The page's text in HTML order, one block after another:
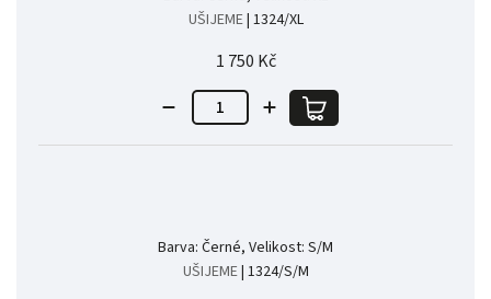
UŠIJEME| 1324/XL
1 750 Kč
Barva: Černé, Velikost: S/M
UŠIJEME| 1324/S/M